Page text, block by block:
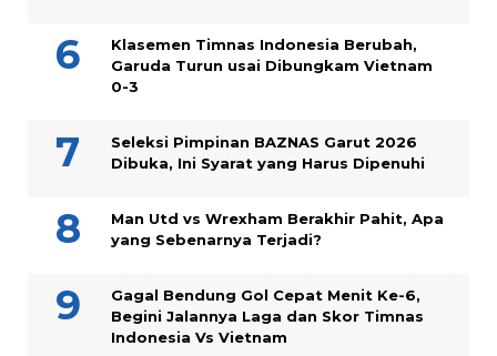
Klasemen Timnas Indonesia Berubah,
Garuda Turun usai Dibungkam Vietnam
0-3
Seleksi Pimpinan BAZNAS Garut 2026
Dibuka, Ini Syarat yang Harus Dipenuhi
Man Utd vs Wrexham Berakhir Pahit, Apa
yang Sebenarnya Terjadi?
Gagal Bendung Gol Cepat Menit Ke-6,
Begini Jalannya Laga dan Skor Timnas
Indonesia Vs Vietnam